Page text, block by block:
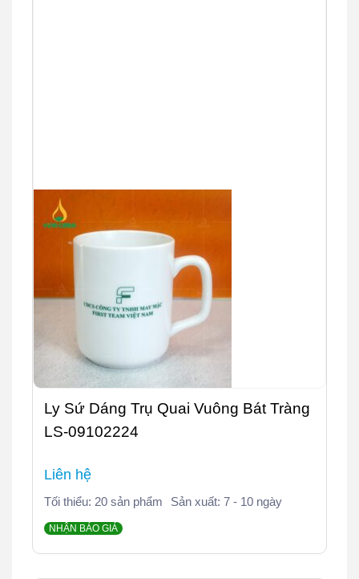
Ly Sứ Dáng Trụ Quai Vuông Bát Tràng
LS-09102224
Liên hệ
Tối thiểu: 20 sản phẩm Sản xuất: 7 - 10 ngày
NHẬN BÁO GIÁ